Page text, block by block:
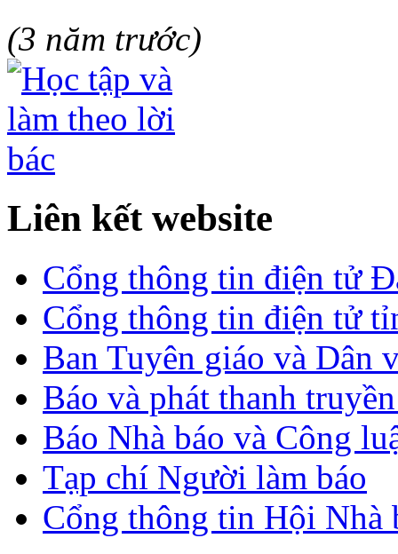
(3 năm trước)
Liên kết website
Cổng thông tin điện tử
Cổng thông tin điện tử
Ban Tuyên giáo và Dân
Báo và phát thanh
Báo Nhà báo và Công
Tạp chí Người làm báo
Cổng thông tin Hội Nhà